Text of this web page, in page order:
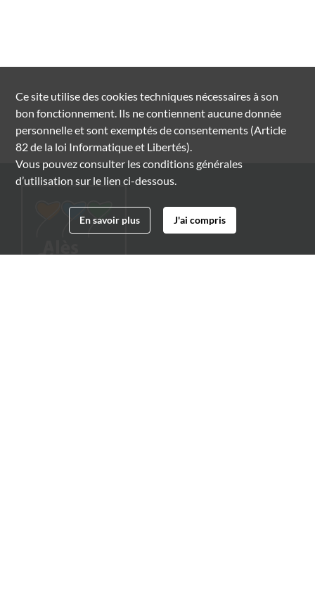
Ce site utilise descookiestechniques nécessaires à son
bon fonctionnement. Ils ne contiennent aucune donnée
personnelle et sont exemptés de consentements (Article
82 de la loi Informatique et Libertés).
Vous pouvez consulter les conditions générales
d’utilisation sur le lien ci-dessous.
En savoir plus J'ai compris